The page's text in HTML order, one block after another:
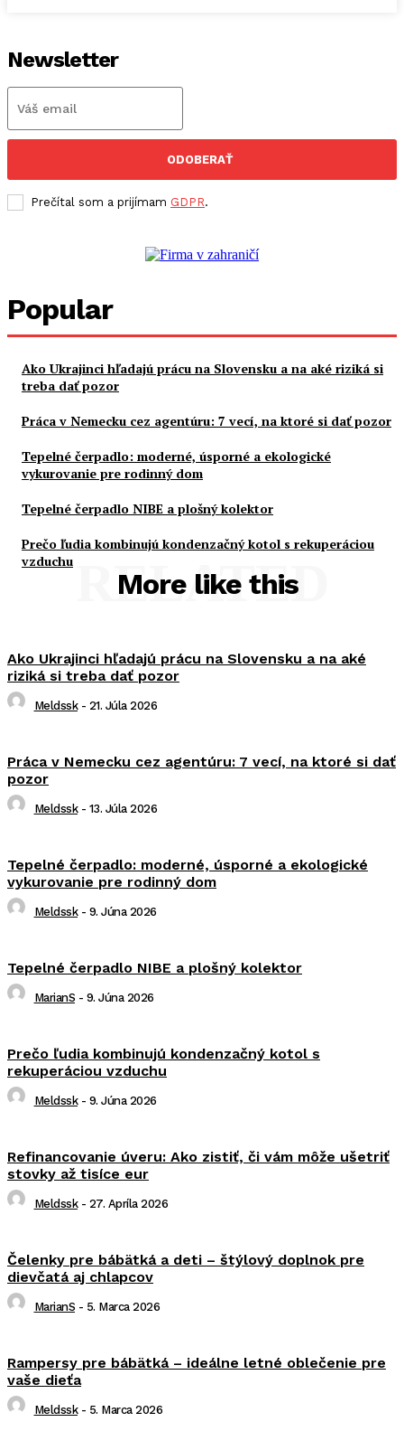
Newsletter
ODOBERAŤ
Prečítal som a prijímam GDPR.
Popular
Ako Ukrajinci hľadajú prácu na Slovensku a na aké riziká si
treba dať pozor
Práca v Nemecku cez agentúru: 7 vecí, na ktoré si dať pozor
Tepelné čerpadlo: moderné, úsporné a ekologické
vykurovanie pre rodinný dom
Tepelné čerpadlo NIBE a plošný kolektor
Prečo ľudia kombinujú kondenzačný kotol s rekuperáciou
vzduchu
More like this
RELATED
Ako Ukrajinci hľadajú prácu na Slovensku a na aké
riziká si treba dať pozor
Meldssk - 21. Júla 2026
Práca v Nemecku cez agentúru: 7 vecí, na ktoré si dať
pozor
Meldssk - 13. Júla 2026
Tepelné čerpadlo: moderné, úsporné a ekologické
vykurovanie pre rodinný dom
Meldssk - 9. Júna 2026
Tepelné čerpadlo NIBE a plošný kolektor
MarianS - 9. Júna 2026
Prečo ľudia kombinujú kondenzačný kotol s
rekuperáciou vzduchu
Meldssk - 9. Júna 2026
Refinancovanie úveru: Ako zistiť, či vám môže ušetriť
stovky až tisíce eur
Meldssk - 27. Apríla 2026
Čelenky pre bábätká a deti – štýlový doplnok pre
dievčatá aj chlapcov
MarianS - 5. Marca 2026
Rampersy pre bábätká – ideálne letné oblečenie pre
vaše dieťa
Meldssk - 5. Marca 2026